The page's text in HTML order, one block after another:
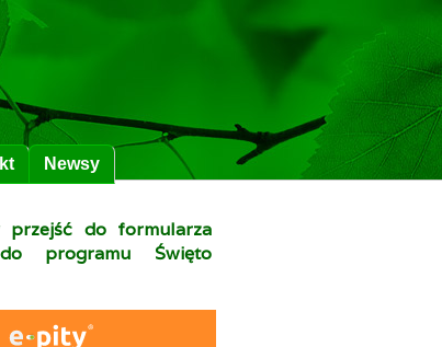
Newsy
przejść do formularza
do programu Święto